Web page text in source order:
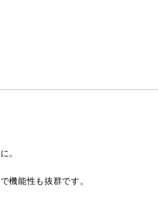
。
機能性も抜群です。